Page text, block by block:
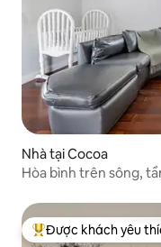
Nhà tại Cocoa
Hòa bình trên sông,
Được khách yêu thích
Được khách yêu